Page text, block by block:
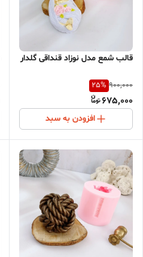
قالب شمع مدل نوزاد قنداقی گلدار
900,000
25%
675,000
افزودن به سبد